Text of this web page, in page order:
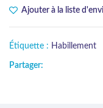
Ajouter à la liste
Étiquette : Habillement
Partager: